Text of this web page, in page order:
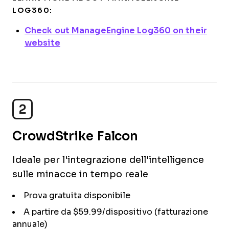
LOG360:
Check out ManageEngine Log360 on their
website
2
CrowdStrike Falcon
Ideale per l'integrazione dell'intelligence
sulle minacce in tempo reale
Prova gratuita disponibile
A partire da $59.99/dispositivo (fatturazione
annuale)